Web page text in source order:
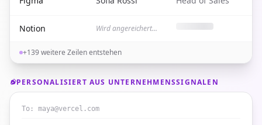
Notion Wird angereichert...
+139 weitere Zeilen entstehen
PERSONALISIERT AUS UNTERNEHMENSSIGNALEN
To: maya@vercel.com